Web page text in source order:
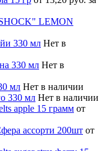
LEMON
330 мл Нет в
330 мл Нет в
мл Нет в наличии
330 мл Нет в наличии
apple 15 грамм от
ассорти 200шт от